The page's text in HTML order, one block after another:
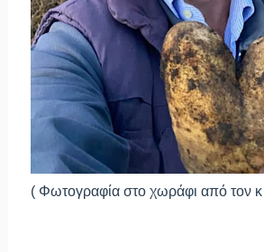
( Φωτογραφία στο χωράφι από τον